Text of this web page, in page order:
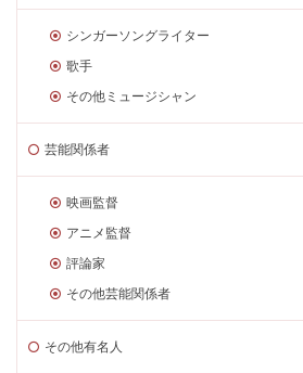
シンガーソングライター
歌手
その他ミュージシャン
芸能関係者
映画監督
アニメ監督
評論家
その他芸能関係者
その他有名人